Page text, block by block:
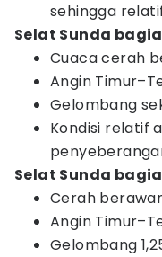
sehingga
Selat Sunda
Cuaca cerah
Angin
Gelombang
Kondisi relatif
Selat Sunda
Cerah
Angin
Gelombang